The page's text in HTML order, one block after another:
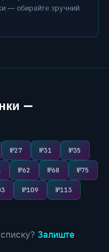
— обирайте зручний
—
№27 №31 №35
№62 №68 №75
№109 №113
Залиште